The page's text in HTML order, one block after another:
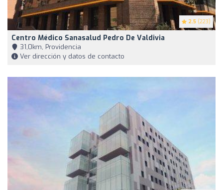
2.5 (223)
Centro Médico Sanasalud Pedro De Valdivia
31,0km, Providencia
Ver dirección y datos de contacto